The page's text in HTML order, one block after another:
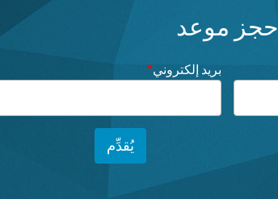
حجز موعد
بريد إلكتروني*